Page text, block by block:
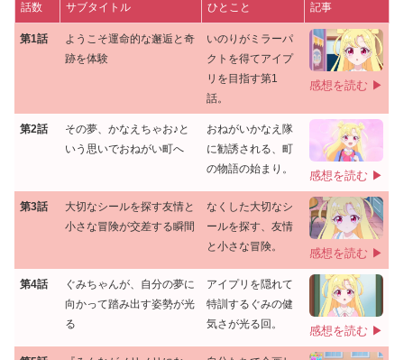
話数 サブタイトル ひとこと 記事
第1話
ようこそ運命的な邂逅と奇
跡を体験
いのりがミラーパ
クトを得てアイプ
リを目指す第1
話。
感想を読む ▶
第2話
その夢、かなえちゃお♪と
いう思いでおねがい町へ
おねがいかなえ隊
に勧誘される、町
の物語の始まり。
感想を読む ▶
第3話
大切なシールを探す友情と
小さな冒険が交差する瞬間
なくした大切なシ
ールを探す、友情
と小さな冒険。
感想を読む ▶
第4話
ぐみちゃんが、自分の夢に
向かって踏み出す姿勢が光
る
アイプリを隠れて
特訓するぐみの健
気さが光る回。
感想を読む ▶